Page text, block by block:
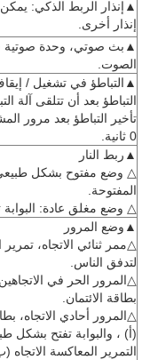
▲إنذار الربط الذكي:
إنذار أخرى.
▲بث صوتي، وحدة صوتية
الصوت.
▲التباطؤ في تشغيل /
التباطؤ بعد أن تتلقى آلة
تأخير التباطؤ بعد مرور
0 ثانية.
▲ربط النار
△ وضع مفتوح بشكل طبيعي:
المفتوحة.
△ وضع مغلق عادة: البوابة
▲وضع المرور
△ممر ثنائي الاتجاه،
لتدفق الناس.
△المرور الحر في
بطاقة الائتمان.
△المرور أحادي الاتجاه،
(أ) ، والبوابة تفتح بشكل
التمرير المعاكسة الاتجاه